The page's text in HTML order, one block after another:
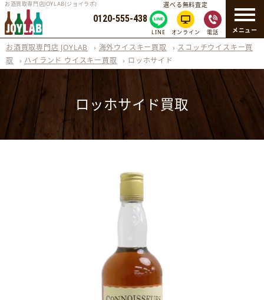
メニュー
お酒買取専門店JOYLAB(ジョイラボ)
0120-555-438
選べる無料査定
LINE オンライン 電話
お酒買取専門店 JOYLAB › 海外ウイスキー買取 › スコッチウイスキー買
取
› ハイランド ウイスキー買取 › ロッホサイド
ロッホサイド買取